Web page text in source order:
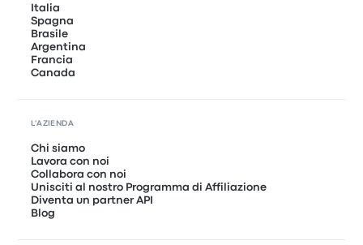
Italia
Spagna
Brasile
Argentina
Francia
Canada
L'AZIENDA
Chi siamo
Lavora con noi
Collabora con noi
Unisciti al nostro Programma di Affiliazione
Diventa un partner API
Blog